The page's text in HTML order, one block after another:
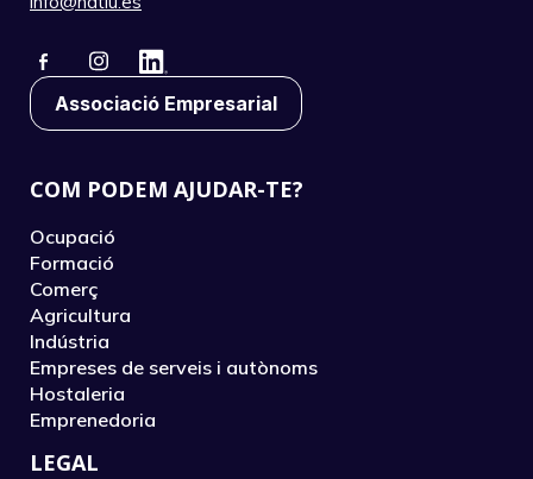
Associació Empresarial
COM PODEM AJUDAR-TE?
Ocupació
Formació
Comerç
Agricultura
Indústria
Empreses de serveis i autònoms
Hostaleria
Emprenedoria
LEGAL